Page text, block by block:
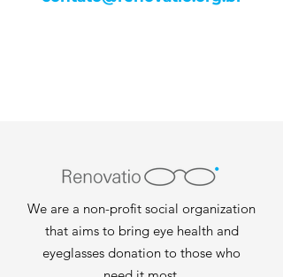
We are a non-profit social organization
that aims to bring eye health and
eyeglasses donation to those who